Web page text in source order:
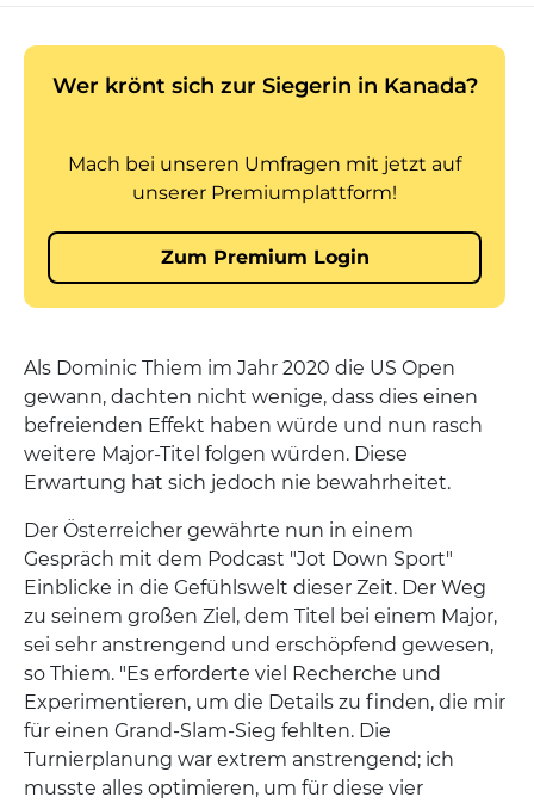
Als Dominic Thiem im Jahr 2020 die US Open
gewann, dachten nicht wenige, dass dies einen
befreienden Effekt haben würde und nun rasch
weitere Major-Titel folgen würden. Diese
Erwartung hat sich jedoch nie bewahrheitet.
Der Österreicher gewährte nun in einem
Gespräch mit dem Podcast "Jot Down Sport"
Einblicke in die Gefühlswelt dieser Zeit. Der Weg
zu seinem großen Ziel, dem Titel bei einem Major,
sei sehr anstrengend und erschöpfend gewesen,
so Thiem. "Es erforderte viel Recherche und
Experimentieren, um die Details zu finden, die mir
für einen Grand-Slam-Sieg fehlten. Die
Turnierplanung war extrem anstrengend; ich
musste alles optimieren, um für diese vier